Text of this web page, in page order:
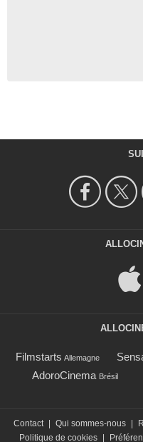
Filmstarts Allemagne
AdoroCinema Brésil
Contact Qui sommes-nous
Politique de cookies